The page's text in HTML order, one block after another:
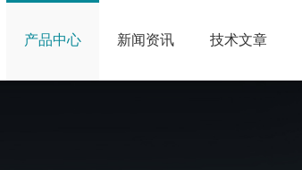
产品中心 新闻资讯 技术文章